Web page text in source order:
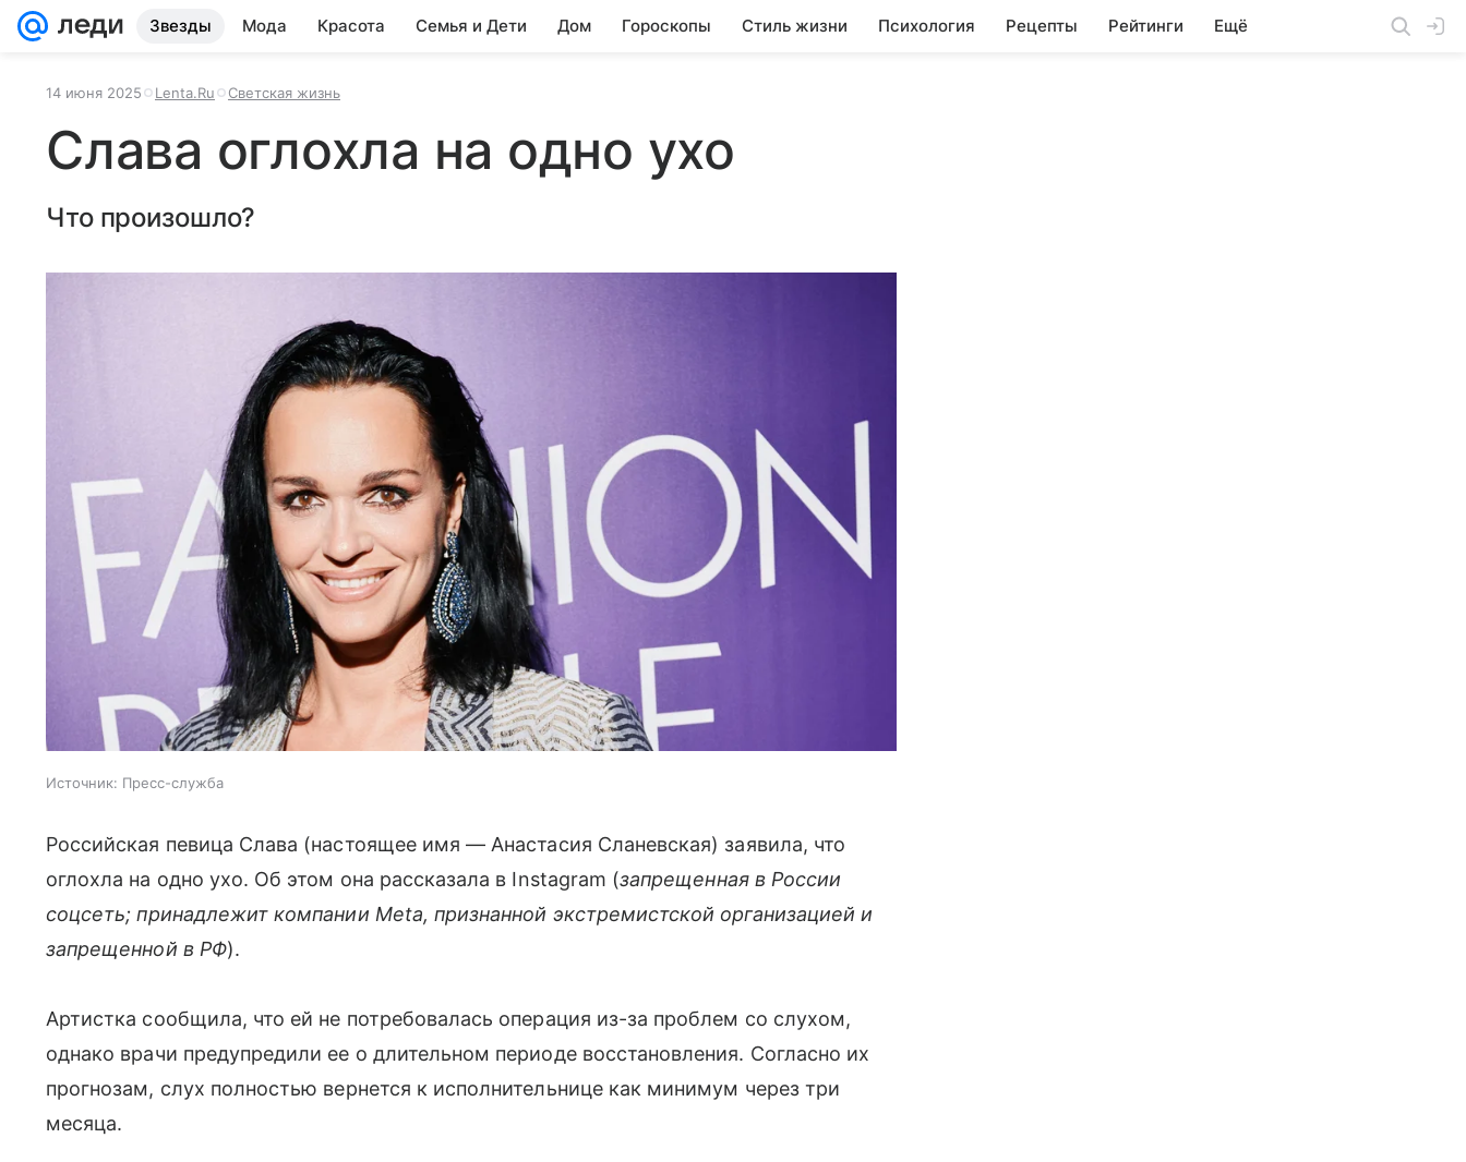
Звезды Мода Красота Семья и Дети Дом Гороскопы Стиль жизни Психология Рецепты Рейтинги Ещё
14 июня 2025 Lenta.Ru Светская жизнь
Слава оглохла на одно ухо
Что произошло?
Источник: Пресс-служба
Российская певица Слава (настоящее имя — Анастасия Сланевская) заявила, что
оглохла на одно ухо. Об этом она рассказала в Instagram (запрещенная в России
соцсеть; принадлежит компании Meta, признанной экстремистской организацией и
запрещенной в РФ).
Артистка сообщила, что ей не потребовалась операция из-за проблем со слухом,
однако врачи предупредили ее о длительном периоде восстановления. Согласно их
прогнозам, слух полностью вернется к исполнительнице как минимум через три
месяца.